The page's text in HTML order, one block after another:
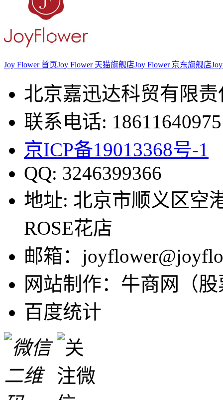
Joy Flower 首页Joy Flower 天猫旗舰店Joy Flower 京东旗舰店
北京嘉迅达科贸有限
联系电话: 18611640975
京ICP备19013368号-1
QQ: 3246399366
地址: 北京市顺义区空
ROSE花店
邮箱：
网站制作：牛商网（
百度统计